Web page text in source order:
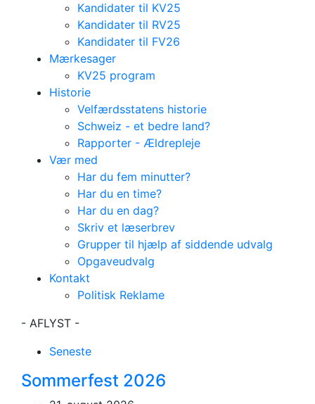
Kandidater til KV25
Kandidater til RV25
Kandidater til FV26
Mærkesager
KV25 program
Historie
Velfærdsstatens historie
Schweiz - et bedre land?
Rapporter - Ældrepleje
Vær med
Har du fem minutter?
Har du en time?
Har du en dag?
Skriv et læserbrev
Grupper til hjælp af siddende udvalg
Opgaveudvalg
Kontakt
Politisk Reklame
Bestyrelsesmøde -
Ekstraordinært
(forud for
medlemsmøde)
- AFLYST -
Seneste
Sommerfest 2026